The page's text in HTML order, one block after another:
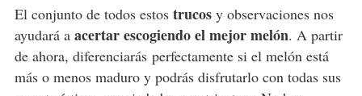
El conjunto de todos estos trucosy observaciones nos
ayudará a acertar escogiendo el mejor melón. A partir
de ahora, diferenciarás perfectamente si el melón está
más o menos maduro y podrás disfrutarlo con todas sus